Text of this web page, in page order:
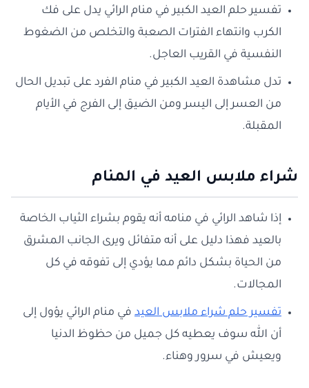
تفسير حلم العيد الكبير في منام الرائي يدل على فك
الكرب وانتهاء الفترات الصعبة والتخلص من الضغوط
النفسية في القريب العاجل.
تدل مشاهدة العيد الكبير في منام الفرد على تبديل الحال
من العسر إلى اليسر ومن الضيق إلى الفرج في الأيام
المقبلة.
شراء ملابس العيد في المنام
إذا شاهد الرائي في منامه أنه يقوم بشراء الثياب الخاصة
بالعيد فهذا دليل على أنه متفائل ويرى الجانب المشرق
من الحياة بشكل دائم مما يؤدي إلى تفوقه في كل
المجالات.
تفسير حلم شراء ملابس العيد في منام الرائي يؤول إلى
أن الله سوف يعطيه كل جميل من حظوظ الدنيا
ويعيش في سرور وهناء.